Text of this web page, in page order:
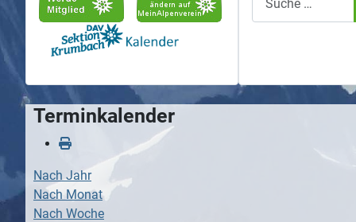
Terminkalender
Nach Jahr
Nach Monat
Nach Woche